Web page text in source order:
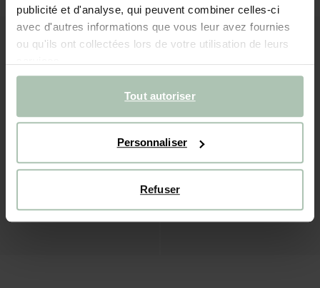
publicité et d'analyse, qui peuvent combiner celles-ci
avec d'autres informations que vous leur avez fournies
ou qu'ils ont collectées lors de votre utilisation de leurs
Tout autoriser
Personnaliser
Refuser